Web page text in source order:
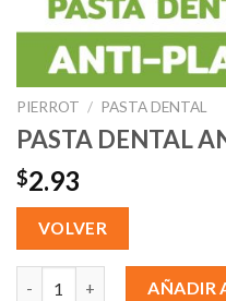
PIERROT / PASTA DENTAL
PASTA DENTAL
$2.93
VOLVER
PASTA DENTAL AÑADIR